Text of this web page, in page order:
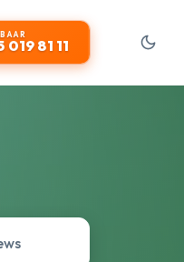
81 11